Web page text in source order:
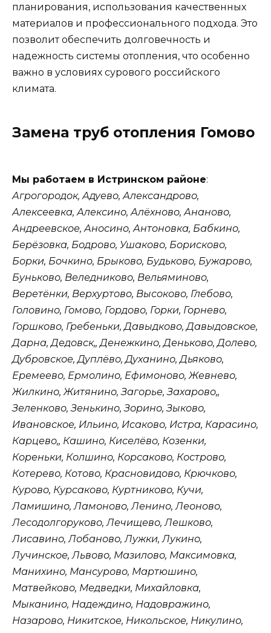
планирования, использования качественных
материалов и профессионального подхода. Это
позволит обеспечить долговечность и
надежность системы отопления, что особенно
важно в условиях сурового российского
климата.
Замена труб отопления Гомово
Мы работаем в Истринском районе:
Агрогородок, Адуево, Александрово,
Алексеевка, Алексино, Алёхново, Ананово,
Андреевское, Аносино, Антоновка, Бабкино,
Берёзовка, Бодрово, Ушаково, Борисково,
Борки, Бочкино, Брыково, Будьково, Бужарово,
Буньково, Веледниково, Вельяминово,
Веретёнки, Верхуртово, Высоково, Глебово,
Головино, Гомово, Гордово, Горки, Горнево,
Горшково, Гребеньки, Давыдково, Давыдовское,
Дарна, Дедовск,, Денежкино, Деньково, Долево,
Дубровское, Дуплёво, Духанино, Дьяково,
Еремеево, Ермолино, Ефимоново, Жевнево,
Жилкино, Житянино, Загорье, Захарово,,
Зеленково, Зенькино, Зорино, Зыково,
Ивановское, Ильино, Исаково, Истра, Карасино,
Карцево,, Кашино, Киселёво, Козенки,
Кореньки, Колшино, Корсаково, Кострово,
Котерево, Котово, Красновидово, Крючково,
Курово, Курсаково, Куртниково, Кучи,
Ламишино, Ламоново, Ленино, Леоново,
Лесодолгоруково, Лечищево, Лешково,
Лисавино, Лобаново, Лужки, Лукино,
Лучинское, Львово, Мазилово, Максимовка,
Манихино, Мансурово, Мартюшино,
Матвейково, Медведки, Михайловка,
Мыканино, Надеждино, Надовражино,
Назарово, Никитское, Никольское, Никулино,